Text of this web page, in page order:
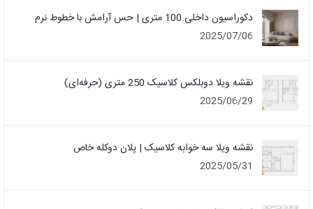
دکوراسیون داخلی 100 متری | حس آرامش با خطوط نرم
2025/07/06
نقشه ویلا دوبلکس کلاسیک 250 متری (حرفه‌ای)
2025/06/29
نقشه ویلا سه خوابه کلاسیک | پلان دوکله خاص
2025/05/31